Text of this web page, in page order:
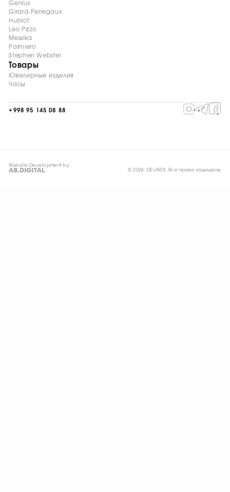
Genius
Girard-Perregaux
Hublot
Leo Pizzo
Messika
Palmiero
Stephen Webster
Товары
Ювелирные изделия
Часы
+998 95 145 08 88
Website Development by
© 2026, DELARDI. Все права защищены